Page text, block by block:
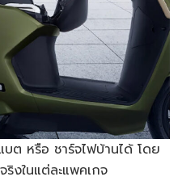
หรือ ชาร์จไฟบ้านได้ โดย
งในแต่ละแพคเกจ